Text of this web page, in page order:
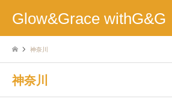
Glow&Grace withG&G
神奈川
神奈川